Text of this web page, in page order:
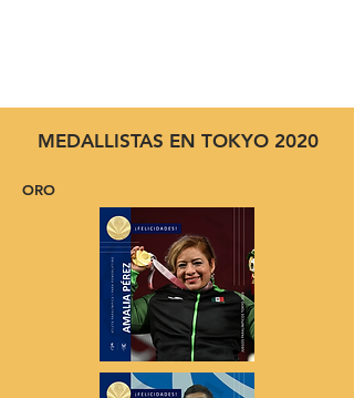
MEDALLISTAS EN TOKYO 2020
ORO